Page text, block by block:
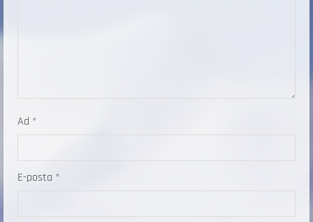
Ad *
E-posta *